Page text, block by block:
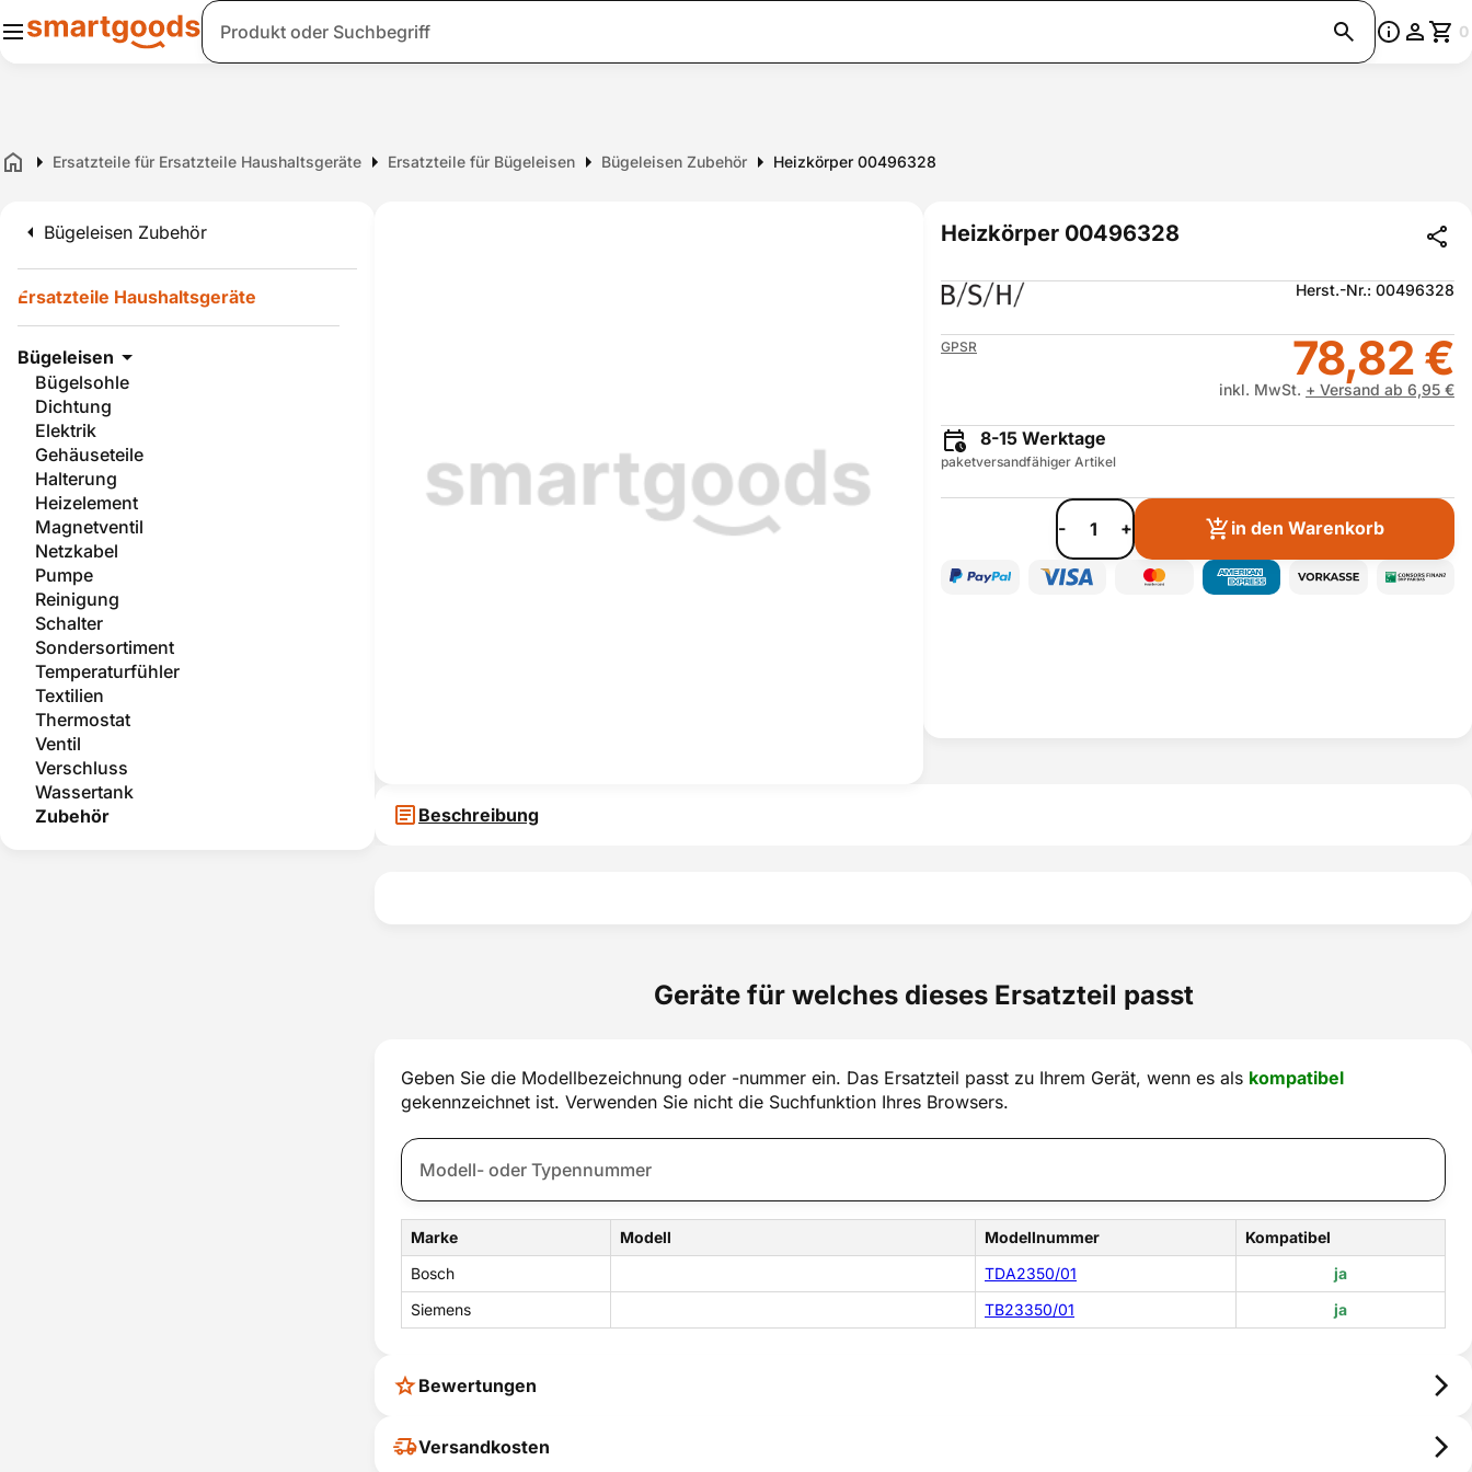
Suche 0
Home Ersatzteile für Ersatzteile Haushaltsgeräte Ersatzteile für Bügeleisen Bügeleisen Zubehör Heizkörper 00496328
Bügeleisen Zubehör
Ersatzteile Haushaltsgeräte
Bügeleisen
Bügelsohle
Dichtung
Elektrik
Gehäuseteile
Halterung
Heizelement
Magnetventil
Netzkabel
Pumpe
Reinigung
Schalter
Sondersortiment
Temperaturfühler
Textilien
Thermostat
Ventil
Verschluss
Wassertank
Zubehör
Heizkörper 00496328
Herst.-Nr.: 00496328
GPSR 78,82 €
inkl. MwSt. + Versand ab 6,95 €
8-15 Werktage
paketversandfähiger Artikel
- + in den Warenkorb
Beschreibung
Geräte für welches dieses Ersatzteil passt
Geben Sie die Modellbezeichnung oder -nummer ein. Das Ersatzteil passt zu Ihrem Gerät, wenn es als kompatibel
gekennzeichnet ist. Verwenden Sie nicht die Suchfunktion Ihres Browsers.
Marke Modell Modellnummer
Kompatibel
Bosch
TDA2350/01
ja
Siemens
TB23350/01 ja
Bewertungen
Ihr Feedback hilft uns, uns ständig zu
Versandkosten